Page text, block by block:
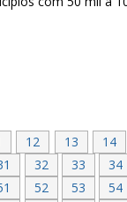
12 13 14
32 33 34
52 53 54